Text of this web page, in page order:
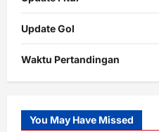
Update Gol
Waktu Pertandingan
Slot
Gacor
You May Have Missed